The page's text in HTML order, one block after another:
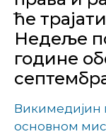
ће
Недеље
године
Викимедијин
основном